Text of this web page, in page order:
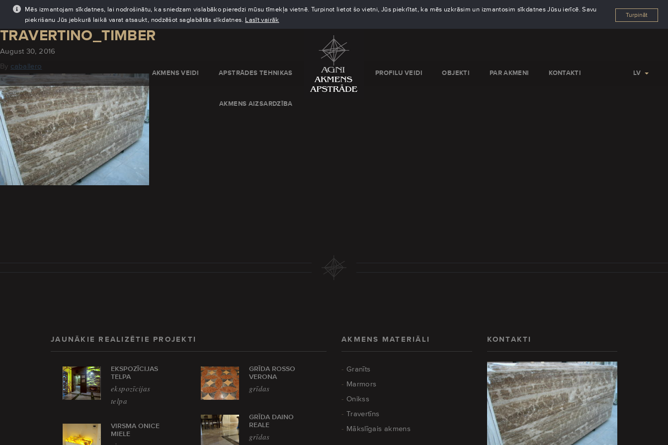
Mēs izmantojam sīkdatnes, lai nodrošinātu, ka sniedzam vislabāko pieredzi mūsu tīmekļa vietnē. Turpinot lietot šo vietni, Jūs piekrītat, ka mēs uzkrāsim un izmantosim sīkdatnes Jūsu ierīcē. Savu
piekrišanu Jūs jebkurā laikā varat atsaukt, nodzēšot saglabātās sīkdatnes. Lasīt vairāk
Turpināt
AKMENS VEIDI APSTRĀDES TEHNIKAS
AKMENS AIZSARDZĪBA
PROFILU VEIDI OBJEKTI PAR AKMENI KONTAKTI LV
TRAVERTINO_TIMBER
August 30, 2016
By caballero
JAUNĀKIE REALIZĒTIE PROJEKTI
EKSPOZĪCIJAS
TELPA
ekspozīcijas
telpa
VIRSMA ONICE
MIELE
GRĪDA ROSSO
VERONA
grīdas
GRĪDA DAINO
REALE
grīdas
AKMENS MATERIĀLI
Granīts
Marmors
Onikss
Travertīns
Mākslīgais akmens
KONTAKTI